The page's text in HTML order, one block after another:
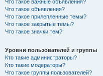
Что такое важные объявления?
Что такое объявления?
Что такое прилепленные темы?
Что такое закрытые темы?
Что такое значки тем?
Уровни пользователей и группы
Кто такие администраторы?
Кто такие модераторы?
Что такое группы пользователей?